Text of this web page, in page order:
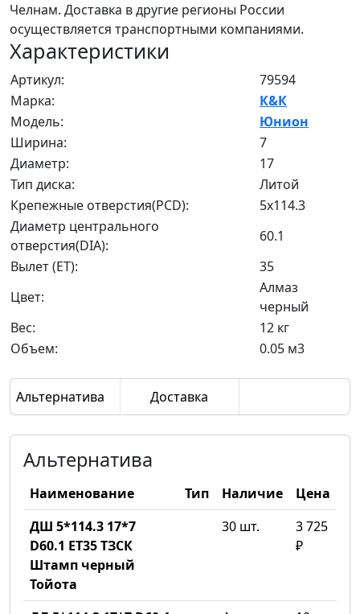
Челнам. Доставка в другие регионы России
осуществляется транспортными компаниями.
Характеристики
Артикул:
79594
Марка:
К&К
Модель:
Юнион
Ширина:
7
Диаметр:
17
Тип диска:
Литой
Крепежные отверстия(PCD):
5x114.3
Диаметр центрального
отверстия(DIA):
60.1
Вылет (ET):
35
Цвет:
Алмаз
черный
Вес:
12 кг
Объем:
0.05 м3
Альтернатива Доставка
Альтернатива
Наименование Тип Наличие
Цена
ДШ 5*114.3 17*7
D60.1 ET35 ТЗСК
Штамп черный
Тойота
30 шт.
3 725
₽